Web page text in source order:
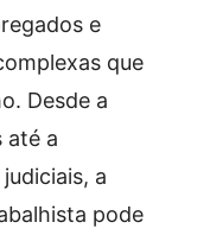
e
que
Desde a
até a
a
pode